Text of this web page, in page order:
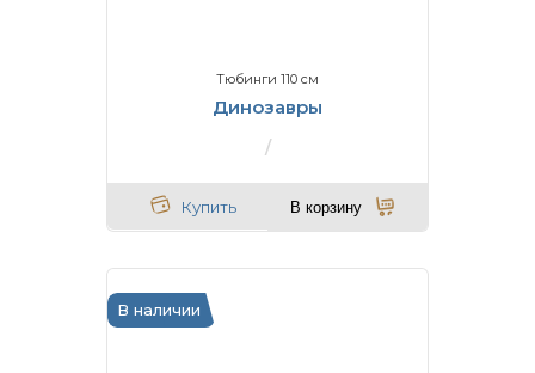
Тюбинги 110 см
Динозавры
Купить В корзину
В наличии